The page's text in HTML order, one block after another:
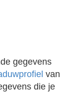
gegevens
van
die je